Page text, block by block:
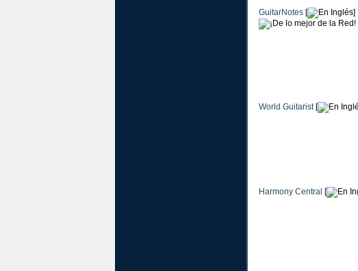
GuitarNotes [ ]
World Guitarist[
Harmony Central [